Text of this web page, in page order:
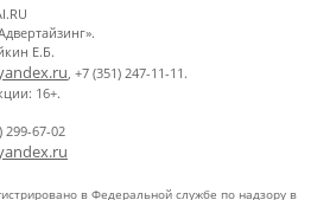
Е.Б.
, +7 (351) 247-11-11.
16+.
299-67-02
в Федеральной службе по надзору в